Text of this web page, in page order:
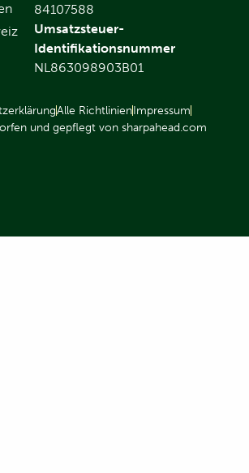
84107588
Umsatzsteuer-
Identifikationsnummer
NL863098903B01
Alle RichtlinienImpressum
und gepflegt von sharpahead.com